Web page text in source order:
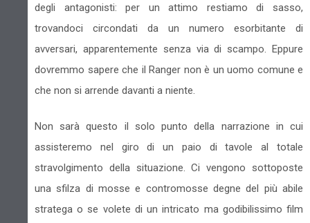
degli antagonisti: per un attimo restiamo di sasso,
trovandoci circondati da un numero esorbitante di
avversari, apparentemente senza via di scampo. Eppure
dovremmo sapere che il Ranger non è un uomo comune e
che non si arrende davanti a niente.
Non sarà questo il solo punto della narrazione in cui
assisteremo nel giro di un paio di tavole al totale
stravolgimento della situazione. Ci vengono sottoposte
una sfilza di mosse e contromosse degne del più abile
stratega o se volete di un intricato ma godibilissimo film